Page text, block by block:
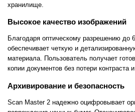
хранилище.
Высокое качество изображений
Благодаря оптическому разрешению до
обеспечивает четкую и
материала. Пользователь получает
копии документов без потери контраста
Архивирование и безопасность
Scan Master 2 надежно оцифровывает